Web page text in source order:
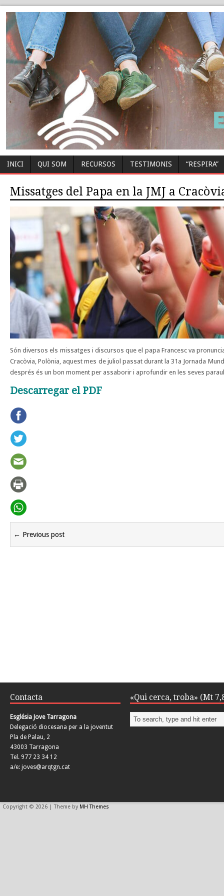
INICI QUI SOM RECURSOS TESTIMONIS “RESPIRA”
Missatges del Papa en la JMJ a
Són diversos els missatges i discursos que el papa Francesc va
Cracòvia, Polònia, aquest mes de juliol passat durant la 31a Jornada
després és un bon moment per assaborir i aprofundir en les seves
Descarregar el PDF
← Previous post
Contacta
Església Jove Tarragona
Delegació diocesana per a la joventut
Pla de Palau, 2
43003 Tarragona
Tel. 977 23 34 12
a/e: joves@arqtgn.cat
«Qui cerca, troba» (Mt
Copyright © 2026 | Theme by MH Themes